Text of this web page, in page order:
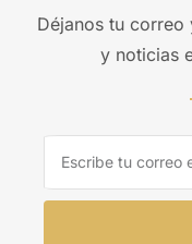
Déjanos tu correo
y noticias